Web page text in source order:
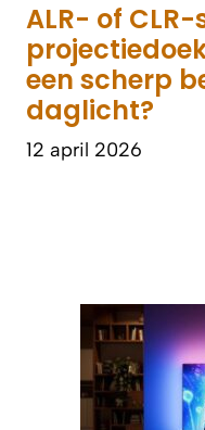
ALR- of
een scherp
daglicht?
12 april 2026